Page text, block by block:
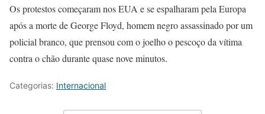
Os protestos começaram nos EUA e se espalharam pela Europa
após a morte de George Floyd, homem negro assassinado por um
policial branco, que prensou com o joelho o pescoço da vítima
contra o chão durante quase nove minutos.
Categorias: Internacional